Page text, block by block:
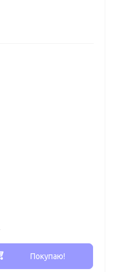
Покупаю!